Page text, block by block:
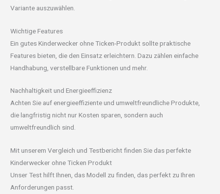
Variante auszuwählen.
Wichtige Features
Ein gutes Kinderwecker ohne Ticken-Produkt sollte praktische
Features bieten, die den Einsatz erleichtern. Dazu zählen einfache
Handhabung, verstellbare Funktionen und mehr.
Nachhaltigkeit und Energieeffizienz
Achten Sie auf energieeffiziente und umweltfreundliche Produkte,
die langfristig nicht nur Kosten sparen, sondern auch
umweltfreundlich sind.
Mit unserem Vergleich und Testbericht finden Sie das perfekte
Kinderwecker ohne Ticken Produkt
Unser Test hilft Ihnen, das Modell zu finden, das perfekt zu Ihren
Anforderungen passt.